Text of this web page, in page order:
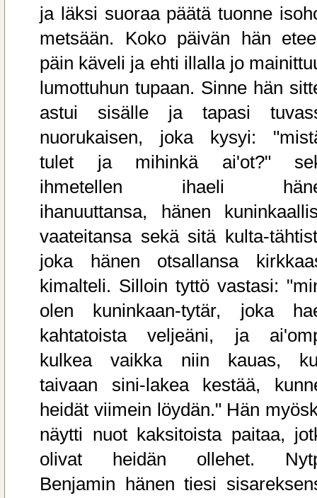
ja läksi suoraa päätä tuonne
metsään. Koko päivän hän
päin käveli ja ehti illalla jo
lumottuhun tupaan. Sinne hän
astui sisälle ja tapasi
nuorukaisen, joka kysyi:
tulet ja mihinkä ai'ot?"
ihmetellen ihaeli
ihanuuttansa, hänen
vaateitansa sekä sitä kulta-
joka hänen otsallansa
kimalteli. Silloin tyttö vastasi:
olen kuninkaan-tytär, joka
kahtatoista veljeäni, ja
kulkea vaikka niin kauas,
taivaan sini-lakea kestää,
heidät viimein löydän." Hän
näytti nuot kaksitoista paitaa,
olivat heidän ollehet.
Benjamin hänen tiesi